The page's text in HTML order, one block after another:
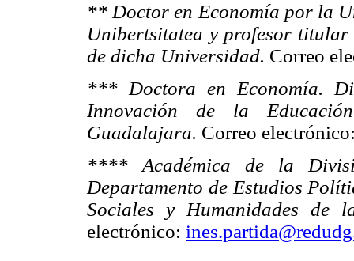
** Doctor en Economía por la
Unibertsitatea y profesor titular
de dicha Universidad. Correo
*** Doctora en Economía.
Innovación de la
Guadalajara. Correo
**** Académica de la
Departamento de Estudios
Sociales y Humanidades de
electrónico: